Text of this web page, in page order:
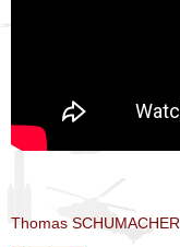
Thomas SCHUMACHER